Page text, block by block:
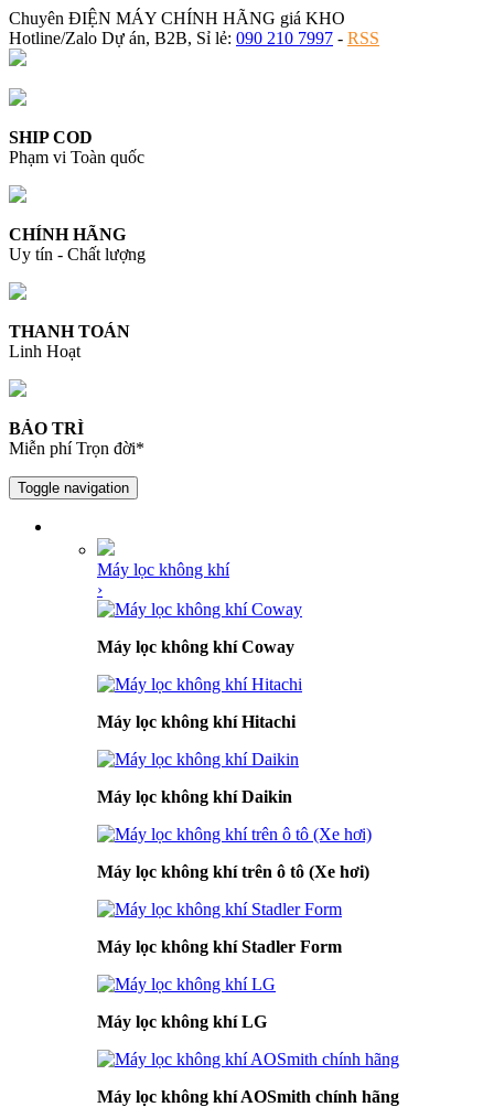
Chuyên ĐIỆN MÁY CHÍNH HÃNG giá KHO
Hotline/Zalo Dự án, B2B, Sỉ lẻ: 090 210 7997 - RSS
SHIP COD
Phạm vi Toàn quốc
CHÍNH HÃNG
Uy tín - Chất lượng
THANH TOÁN
Linh Hoạt
BẢO TRÌ
Miễn phí Trọn đời*
Toggle navigation
Máy lọc không khí
›
Máy lọc không khí Coway
Máy lọc không khí Hitachi
Máy lọc không khí Daikin
Máy lọc không khí trên ô tô (Xe hơi)
Máy lọc không khí Stadler Form
Máy lọc không khí LG
Máy lọc không khí AOSmith chính hãng